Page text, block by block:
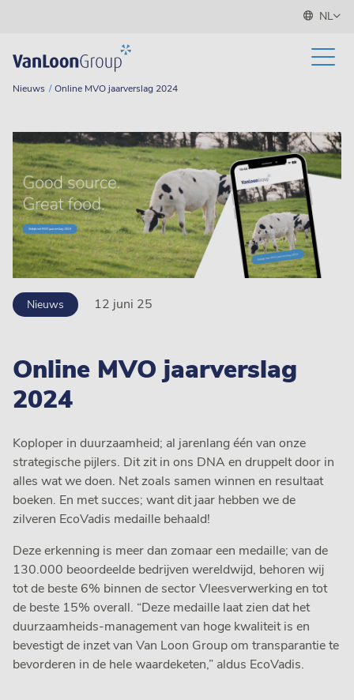
NL
Nieuws Online MVO jaarverslag 2024
Nieuws 12 juni 25
Online MVO jaarverslag
2024
Koploper in duurzaamheid; al jarenlang één van onze
strategische pijlers. Dit zit in ons DNA en druppelt door in
alles wat we doen. Net zoals samen winnen en resultaat
boeken. En met succes; want dit jaar hebben we de
zilveren EcoVadis medaille behaald!
Deze erkenning is meer dan zomaar een medaille; van de
130.000 beoordeelde bedrijven wereldwijd, behoren wij
tot de beste 6% binnen de sector Vleesverwerking en tot
de beste 15% overall. “Deze medaille laat zien dat het
duurzaamheids-management van hoge kwaliteit is en
bevestigt de inzet van Van Loon Group om transparantie te
bevorderen in de hele waardeketen,” aldus EcoVadis.